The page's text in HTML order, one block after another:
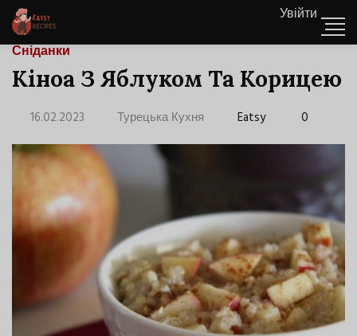
Увійти
Сніданки
Кіноа З Яблуком Та Корицею
16.02.2023 Турецька Кухня Eatsy 0